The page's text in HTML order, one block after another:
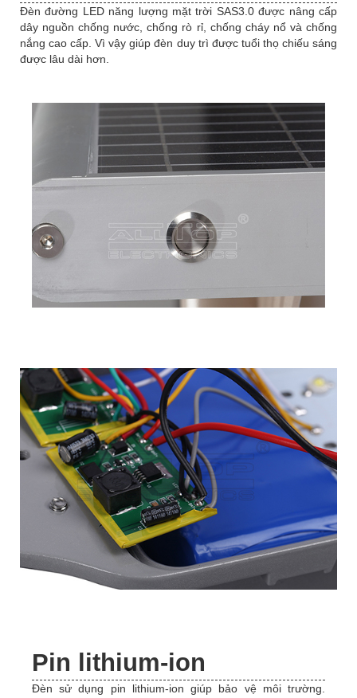
Đèn đường LED năng lượng mặt trời SAS3.0 được nâng cấp
dây nguồn chống nước, chống rò rỉ, chống cháy nổ và chống
nắng cao cấp. Vì vậy giúp đèn duy trì được tuổi thọ chiếu sáng
được lâu dài hơn.
Pin lithium-ion
Đèn sử dụng pin lithium-ion giúp bảo vệ môi trường.